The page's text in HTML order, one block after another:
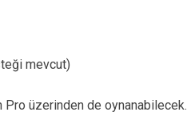
mevcut)
Pro üzerinden de oynanabilecek.